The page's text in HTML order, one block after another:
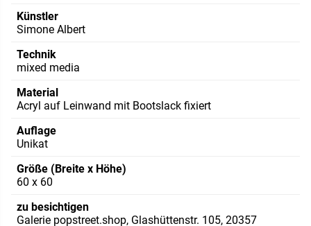
Künstler
Simone Albert
Technik
mixed media
Material
Acryl auf Leinwand mit Bootslack fixiert
Auflage
Unikat
Größe (Breite x Höhe)
60 x 60
zu besichtigen
Galerie popstreet.shop, Glashüttenstr. 105, 20357